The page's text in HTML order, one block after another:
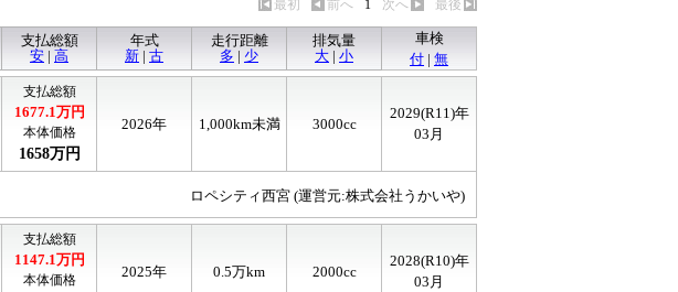
最初 前へ 1 次へ 最後
支払総額
安 | 高
年式
新 | 古
走行距離
多 | 少
排気量
大 | 小
車検
付 | 無
支払総額
1677.1万円
本体価格
1658万円
2026年 1,000km未満 3000cc
2029(R11)年
03月
ロペシティ西宮 (運営元:株式会社うかいや)
支払総額
1147.1万円
本体価格 2025年 0.5万km 2000cc
2028(R10)年
03月